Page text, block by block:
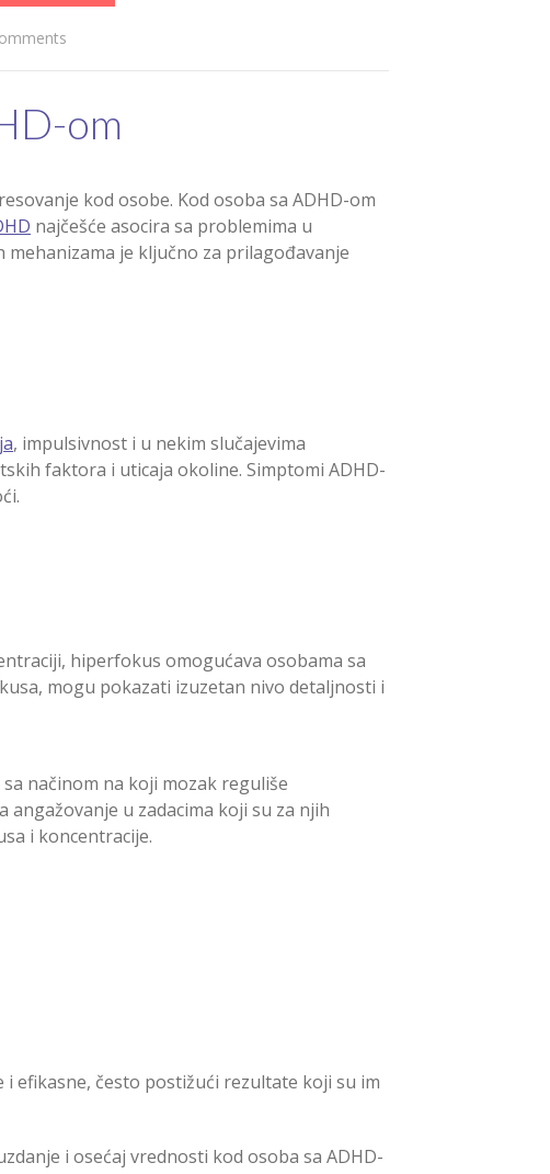
om
kod osobe. Kod osoba sa ADHD-om
najčešće asocira sa problemima u
je ključno za prilagođavanje
, impulsivnost i u nekim slučajevima
faktora i uticaja okoline. Simptomi ADHD-
hiperfokus omogućava osobama sa
mogu pokazati izuzetan nivo detaljnosti i
načinom na koji mozak reguliše
u zadacima koji su za njih
i koncentracije.
efikasne, često postižući rezultate koji su im
i osećaj vrednosti kod osoba sa ADHD-